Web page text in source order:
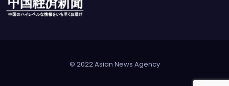
© 2022 Asian News Agency